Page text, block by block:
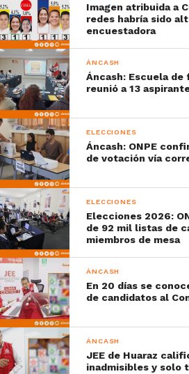
Imagen atribuida a
redes habría sido
encuestadora
ÁNCASH
Áncash: Escuela
reunió a 13
ELECCIONES
Áncash: ONPE
de votación vía
ELECCIONES
Elecciones 2026:
de 92 mil listas de
miembros de mesa
ÁNCASH
En 20 días se
de candidatos al
ÁNCASH
JEE de Huaraz
inadmisibles y solo